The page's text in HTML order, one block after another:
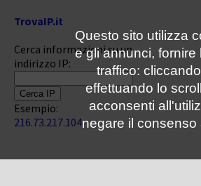
TrovaIP.it
Cerca informazioni su un
indirizzo IP:
Esempio:
216.73.217.104
Questo sito utilizza
e gli annunci,
traffico:
effettuando lo
acconsenti
negare il